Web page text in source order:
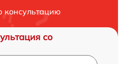
консультацию
со